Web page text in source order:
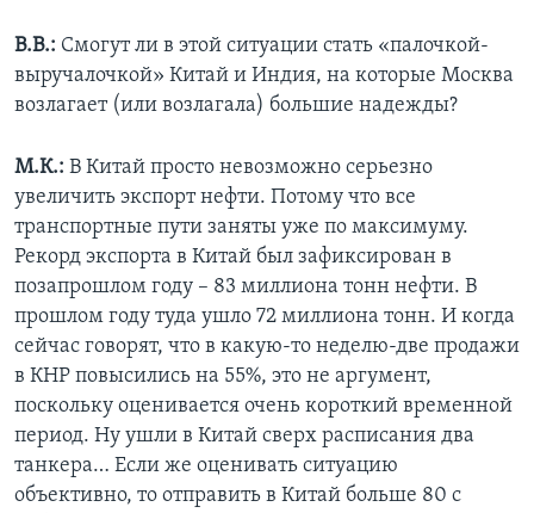
В.В.: Смогут ли в этой ситуации стать «палочкой-
выручалочкой» Китай и Индия, на которые Москва
возлагает (или возлагала) большие надежды?
М.К.: В Китай просто невозможно серьезно
увеличить экспорт нефти. Потому что все
транспортные пути заняты уже по максимуму.
Рекорд экспорта в Китай был зафиксирован в
позапрошлом году – 83 миллиона тонн нефти. В
прошлом году туда ушло 72 миллиона тонн. И когда
сейчас говорят, что в какую-то неделю-две продажи
в КНР повысились на 55%, это не аргумент,
поскольку оценивается очень короткий временной
период. Ну ушли в Китай сверх расписания два
танкера… Если же оценивать ситуацию
объективно, то отправить в Китай больше 80 с